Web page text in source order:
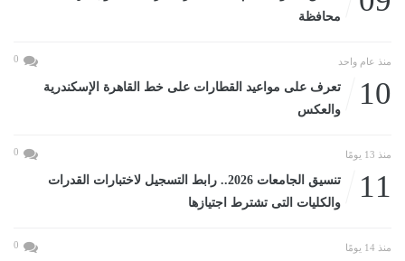
محافظة
منذ عام واحد 0
10
تعرف على مواعيد القطارات على خط القاهرة الإسكندرية
والعكس
منذ 13 يومًا 0
11
تنسيق الجامعات 2026.. رابط التسجيل لاختبارات القدرات
والكليات التى تشترط اجتيازها
منذ 14 يومًا 0